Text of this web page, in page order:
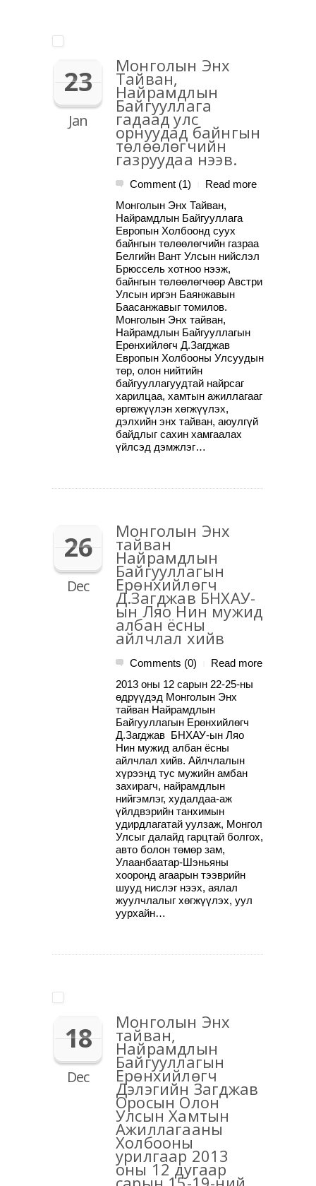
23
Jan
Монголын Энх
Тайван,
Найрамдлын
Байгууллага
гадаад улс
орнуудад байнгын
төлөөлөгчийн
газруудаа нээв.
Comment (1)
Read more
Монголын Энх Тайван,
Найрамдлын Байгууллага
Европын Холбоонд суух
байнгын төлөөлөгчийн газраа
Белгийн Вант Улсын нийслэл
Брюссель хотноо нээж,
байнгын төлөөлөгчөөр Австри
Улсын иргэн Баянжавын
Баасанжавыг томилов.
Монголын Энх тайван,
Найрамдлын Байгууллагын
Ерөнхийлөгч Д.Загджав
Европын Холбооны Улсуудын
төр, олон нийтийн
байгууллагуудтай найрсаг
харилцаа, хамтын ажиллагааг
өргөжүүлэн хөгжүүлэх,
дэлхийн энх тайван, аюулгүй
байдлыг сахин хамгаалах
үйлсэд дэмжлэг…
26
Dec
Монголын Энх
тайван
Найрамдлын
Байгууллагын
Ерөнхийлөгч
Д.Загджав БНХАУ-
ын Ляо Нин мужид
албан ёсны
айлчлал хийв
Comments (0)
Read more
2013 оны 12 сарын 22-25-ны
өдрүүдэд Монголын Энх
тайван Найрамдлын
Байгууллагын Ерөнхийлөгч
Д.Загджав БНХАУ-ын Ляо
Нин мужид албан ёсны
айлчлал хийв. Айлчлалын
хүрээнд тус мужийн амбан
захирагч, найрамдлын
нийгэмлэг, худалдаа-аж
үйлдвэрийн танхимын
удирдлагатай уулзаж, Монгол
Улсыг далайд гарцтай болгох,
авто болон төмөр зам,
Улаанбаатар-Шэньяны
хооронд агаарын тээврийн
шууд нислэг нээх, аялал
жуулчлалыг хөгжүүлэх, уул
уурхайн…
18
Dec
Монголын Энх
тайван,
Найрамдлын
Байгууллагын
Ерөнхийлөгч
Дэлэгийн Загджав
Оросын Олон
Улсын Хамтын
Ажиллагааны
Холбооны
урилгаар 2013
оны 12 дугаар